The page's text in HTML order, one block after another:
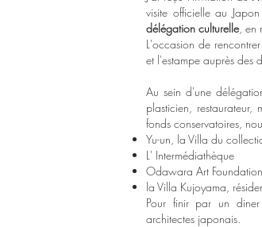
visite officielle au
délégation culturelle, en
L'occasion de
et l'estampe auprès des
Au sein d'une
plasticien,
fonds conservatoires,
Yu-un, la Villa du
L' Intermédiathèque
Odawara Art Foundation
la Villa Kujoyama,
Pour finir par un
architectes japonais.